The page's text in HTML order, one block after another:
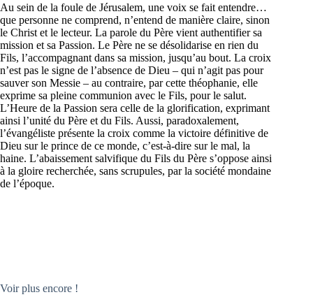
Au sein de la foule de Jérusalem, une voix se fait entendre…
que personne ne comprend, n’entend de manière claire, sinon
le Christ et le lecteur. La parole du Père vient authentifier sa
mission et sa Passion. Le Père ne se désolidarise en rien du
Fils, l’accompagnant dans sa mission, jusqu’au bout. La croix
n’est pas le signe de l’absence de Dieu – qui n’agit pas pour
sauver son Messie – au contraire, par cette théophanie, elle
exprime sa pleine communion avec le Fils, pour le salut.
L’Heure de la Passion sera celle de la glorification, exprimant
ainsi l’unité du Père et du Fils. Aussi, paradoxalement,
l’évangéliste présente la croix comme la victoire définitive de
Dieu sur le prince de ce monde, c’est-à-dire sur le mal, la
haine. L’abaissement salvifique du Fils du Père s’oppose ainsi
à la gloire recherchée, sans scrupules, par la société mondaine
de l’époque.
Voir plus encore !